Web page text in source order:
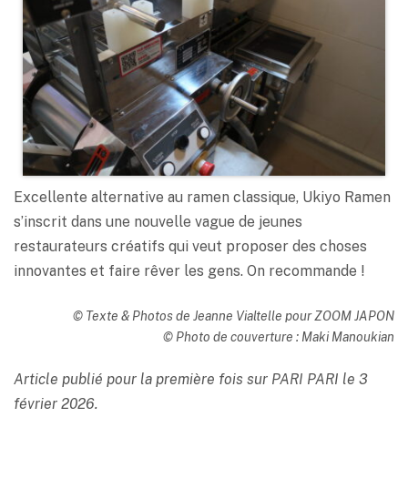
Excellente alternative au ramen classique, Ukiyo Ramen
s’inscrit dans une nouvelle vague de jeunes
restaurateurs créatifs qui veut proposer des choses
innovantes et faire rêver les gens. On recommande !
© Texte & Photos de Jeanne Vialtelle pour ZOOM JAPON
© Photo de couverture : Maki Manoukian
Article publié pour la première fois sur PARI PARI le 3
février 2026.